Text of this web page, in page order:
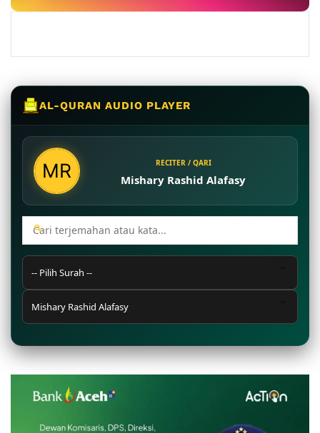
AL-QURAN AUDIO PLAYER
RECITER / QARI
Mishary Rashid Alafasy